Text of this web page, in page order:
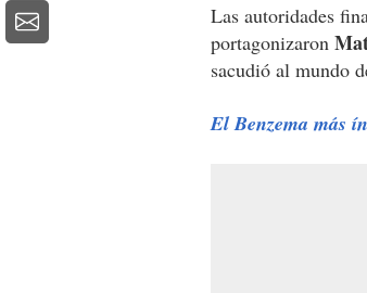
Las autoridades
portagonizaron
sacudió al mundo
El Benzema más